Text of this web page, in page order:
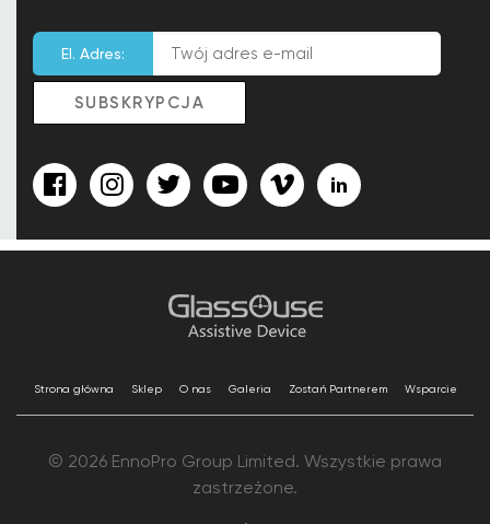
El. Adres:
Strona główna Sklep O nas Galeria Zostań Partnerem Wsparcie
© 2026 EnnoPro Group Limited. Wszystkie prawa
zastrzeżone.